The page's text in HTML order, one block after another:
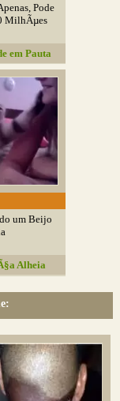
Pode
MilhÃµes
em Pauta
um Beijo
Alheia